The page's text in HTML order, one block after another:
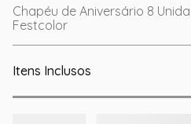
Chapéu de Aniversário 8
Festcolor
Itens Inclusos